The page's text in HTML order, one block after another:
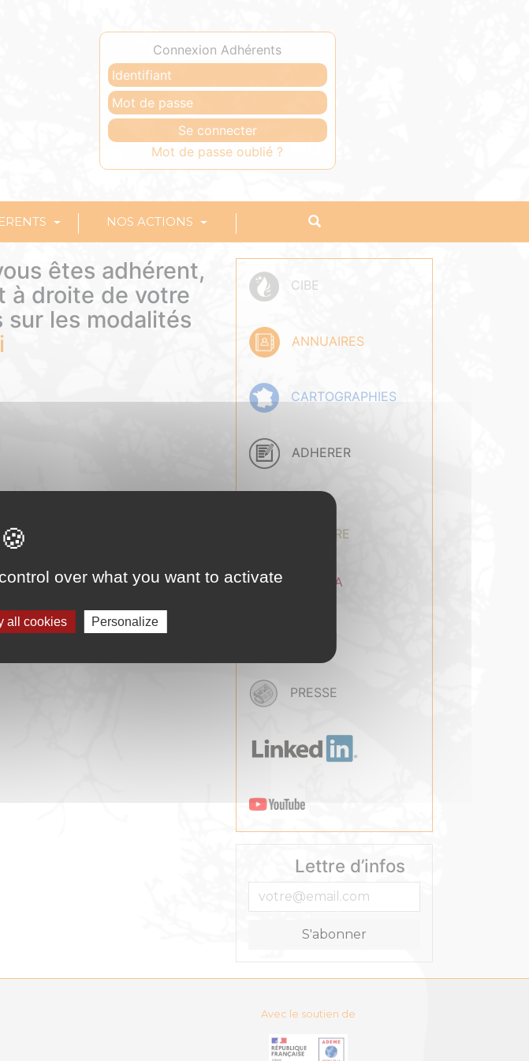
Connexion Adhérents
Mot de passe oublié ?
NOS ACTIONS
êtes adhérent,
à droite de votre
sur les modalités
CIBE
ANNUAIRES
CARTOGRAPHIES
ADHERER
DOCUMENTAIRE
AGENDA
PRESSE
Lettre d’infos
Avec le soutien de
over what you want to activate
all cookies Personalize